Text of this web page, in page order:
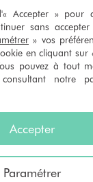
à un
site
3
0
0
0
Très
Avis du
Chantal
Utile
Satisfait
Accepter » pour
sans
» vos
en cliquant sur
pouvez à tout
notre
Accepter
Paramétrer